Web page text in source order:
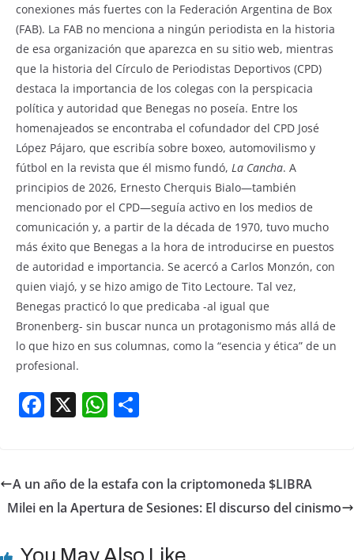
conexiones más fuertes con la Federación Argentina de Box
(FAB). La FAB no menciona a ningún periodista en la historia
de esa organización que aparezca en su sitio web, mientras
que la historia del Círculo de Periodistas Deportivos (CPD)
destaca la importancia de los colegas con la perspicacia
política y autoridad que Benegas no poseía. Entre los
homenajeados se encontraba el cofundador del CPD José
López Pájaro, que escribía sobre boxeo, automovilismo y
fútbol en la revista que él mismo fundó, La Cancha. A
principios de 2026, Ernesto Cherquis Bialo—también
mencionado por el CPD—seguía activo en los medios de
comunicación y, a partir de la década de 1970, tuvo mucho
más éxito que Benegas a la hora de introducirse en puestos
de autoridad e importancia. Se acercó a Carlos Monzón, con
quien viajó, y se hizo amigo de Tito Lectoure. Tal vez,
Benegas practicó lo que predicaba -al igual que
Bronenberg- sin buscar nunca un protagonismo más allá de
lo que hizo en sus columnas, como la “esencia y ética” de un
profesional.
F
e
b
X W
s
A
e
A un año de la estafa con la criptomoneda $LIBRA
Milei en la Apertura de Sesiones: El discurso del cinismo
You May Also Like